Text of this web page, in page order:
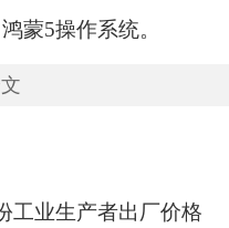
蒙5操作系统。
工业生产者出厂价格